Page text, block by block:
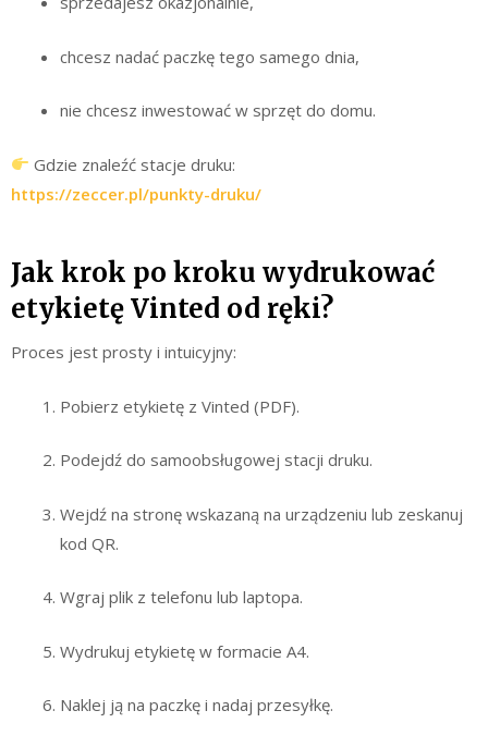
chcesz nadać paczkę tego samego dnia,
nie chcesz inwestować w sprzęt do domu.
Gdzie znaleźć stacje druku:
https://zeccer.pl/punkty-druku/
Jak krok po kroku wydrukować
etykietę Vinted od ręki?
Proces jest prosty i intuicyjny:
Pobierz etykietę z Vinted (PDF).
Podejdź do samoobsługowej stacji druku.
Wejdź na stronę wskazaną na urządzeniu lub zeskanuj
kod QR.
Wgraj plik z telefonu lub laptopa.
Wydrukuj etykietę w formacie A4.
Naklej ją na paczkę i nadaj przesyłkę.